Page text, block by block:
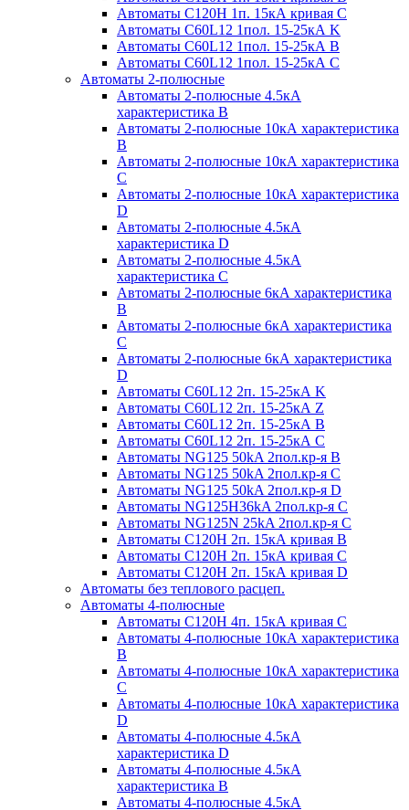
Автоматы С120H 1п. 15кА кривая С
Автоматы С60L12 1пол. 15-25кА K
Автоматы С60L12 1пол. 15-25кА В
Автоматы С60L12 1пол. 15-25кА С
Автоматы 2-полюсные
Автоматы 2-полюсные 4.5кА
характеристика В
Автоматы 2-полюсные 10кА характеристика
B
Автоматы 2-полюсные 10кА характеристика
C
Автоматы 2-полюсные 10кА характеристика
D
Автоматы 2-полюсные 4.5кА
характеристика D
Автоматы 2-полюсные 4.5кА
характеристика С
Автоматы 2-полюсные 6кА характеристика
B
Автоматы 2-полюсные 6кА характеристика
C
Автоматы 2-полюсные 6кА характеристика
D
Автоматы C60L12 2п. 15-25кА K
Автоматы C60L12 2п. 15-25кА Z
Автоматы C60L12 2п. 15-25кА B
Автоматы C60L12 2п. 15-25кА C
Автоматы NG125 50kA 2пол.кр-я B
Автоматы NG125 50kA 2пол.кр-я C
Автоматы NG125 50kA 2пол.кр-я D
Автоматы NG125H36kA 2пол.кр-я C
Автоматы NG125N 25kA 2пол.кр-я C
Автоматы С120H 2п. 15кА кривая B
Автоматы С120H 2п. 15кА кривая C
Автоматы С120H 2п. 15кА кривая D
Автоматы без теплового расцеп.
Автоматы 4-полюсные
Автоматы С120H 4п. 15кА кривая C
Автоматы 4-полюсные 10кА характеристика
B
Автоматы 4-полюсные 10кА характеристика
C
Автоматы 4-полюсные 10кА характеристика
D
Автоматы 4-полюсные 4.5кА
характеристика D
Автоматы 4-полюсные 4.5кА
характеристика В
Автоматы 4-полюсные 4.5кА